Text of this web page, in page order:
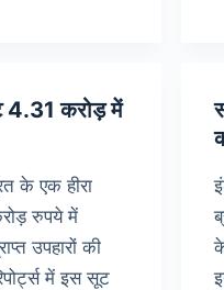
4.31 करोड़ में
के एक हीरा
रुपये में
उपहारों की
में इस सूट